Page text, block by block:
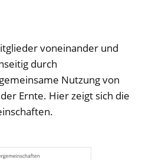
voneinander und
durch
Nutzung von
Ernte. Hier zeigt sich die